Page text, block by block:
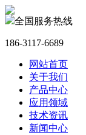
全国服务热线
186-3117-6689
网站首页
关于我们
产品中心
应用领域
技术资讯
新闻中心